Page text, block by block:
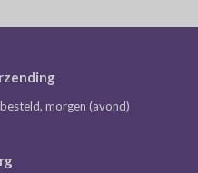
morgen (avond)